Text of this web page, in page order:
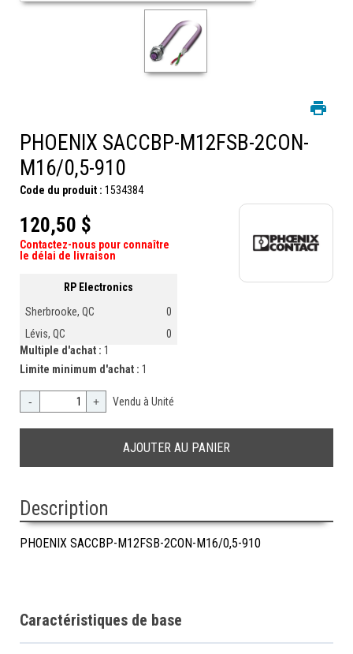
PHOENIX SACCBP-M12FSB-2CON-
M16/0,5-910
Code du produit : 1534384
120,50 $
Contactez-nous pour connaître
le délai de livraison
RP Electronics
Sherbrooke, QC
0
Lévis, QC
0
Multiple d'achat : 1
Limite minimum d'achat : 1
- + Vendu à Unité
Description
PHOENIX SACCBP-M12FSB-2CON-M16/0,5-910
Caractéristiques de base